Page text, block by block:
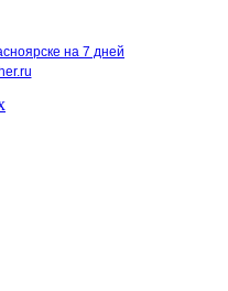
на 7 дней